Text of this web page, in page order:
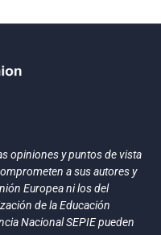
opiniones y puntos de vista
a sus autores y
Europea ni los del
de la Educación
Nacional SEPIE pueden